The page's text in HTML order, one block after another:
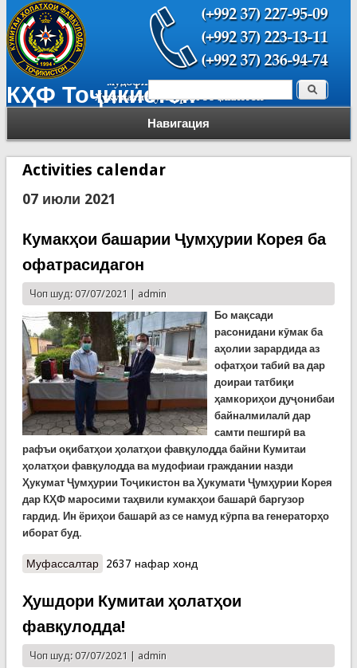
КҲФ Тоҷикистон
Навигация
Форма поиска Поиск
Activities calendar
07 июли 2021
Кумакҳои башарии Ҷумҳурии Корея ба
офатрасидагон
Чоп шуд: 07/07/2021 | admin
Бо мақсади
расонидани кӯмак ба
аҳолии зарардида аз
офатҳои табиӣ ва дар
доираи татбиқи
ҳамкориҳои дуҷонибаи
байналмилалӣ дар
самти пешгирӣ ва
рафъи оқибатҳои ҳолатҳои фавқулодда байни Кумитаи
ҳолатҳои фавқулодда ва мудофиаи граждании назди
Ҳукумат Ҷумҳурии Тоҷикистон ва Ҳукумати Ҷумҳурии Корея
дар КҲФ маросими таҳвили кумакҳои башарӣ баргузор
гардид. Ин ёриҳои башарӣ аз се намуд кӯрпа ва генераторҳо
иборат буд.
Муфассалтаро Кумакҳои башарии Ҷумҳурии Корея ба
2637 нафар хонд
Ҳушдори Кумитаи ҳолатҳои
фавқулодда!
Чоп шуд: 07/07/2021 | admin